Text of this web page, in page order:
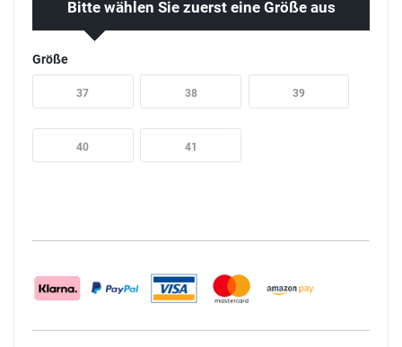
Bitte wählen Sie zuerst eine Größe aus
Größe
37 38 39
40 41